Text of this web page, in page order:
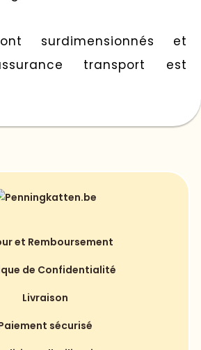
surdimensionnés et
transport est
et Remboursement
de Confidentialité
Livraison
sécurisé